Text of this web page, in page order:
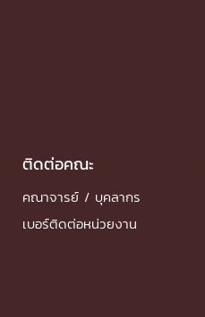
ติดต่อคณะ
คณาจารย์ / บุคลากร
เบอร์ติดต่อหน่วยงาน